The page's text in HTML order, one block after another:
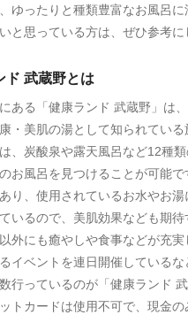
ゆったりと種類豊富なお風呂
と思っている方は、ぜひ参考に
ド 武蔵野とは
ある「健康ランド 武蔵野」は
・美肌の湯として知られている
、炭酸泉や露天風呂など12種
お風呂を見つけることが可能で
り、使用されているお水やお湯
いるので、美肌効果なども期待
外にも癒やしや食事などが充
イベントを連日開催している
行っているのが「健康ランド
トカードは使用不可で、現金の